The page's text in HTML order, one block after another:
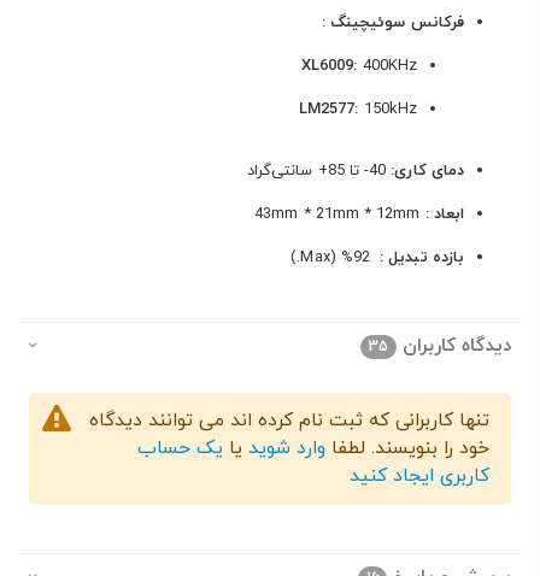
فرکانس سوئیچینگ :
XL6009: 400KHz
LM2577: 150kHz
دمای کاری:
ابعاد :
بازده تبدیل :
دیدگاه کاربران 35
تنها کاربرانی که ثبت نام کرده اند می توانند دیدگاه
خود را بنویسند. لطفا وارد شوید یا یک حساب
کاربری ایجاد کنید